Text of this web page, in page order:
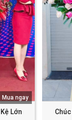
Lớn
Mua ngay